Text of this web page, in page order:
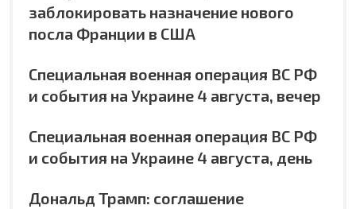
заблокировать назначение нового
посла Франции в США
Специальная военная операция ВС РФ
и события на Украине 4 августа, вечер
Специальная военная операция ВС РФ
и события на Украине 4 августа, день
Дональд Трамп: соглашение